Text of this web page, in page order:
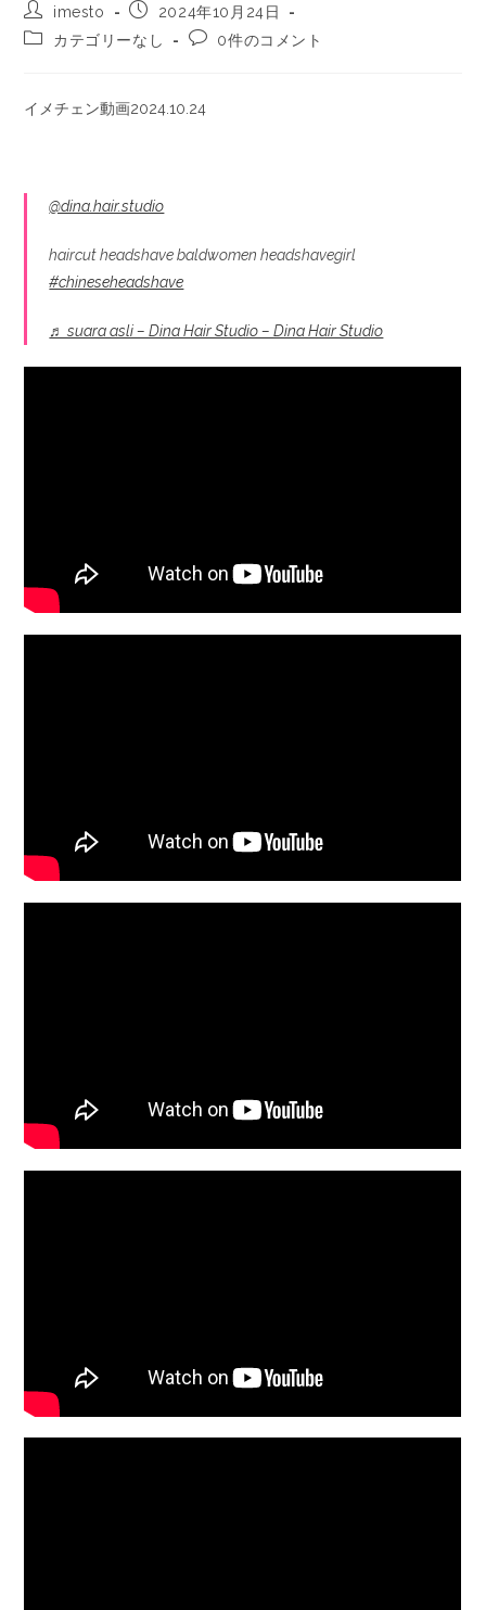
imesto
2024年10月24日
カテゴリーなし
0件のコメント
イメチェン動画2024.10.24
@dina.hair.studio
haircut headshave baldwomen headshavegirl
#chineseheadshave
♬ suara asli – Dina Hair Studio – Dina Hair Studio